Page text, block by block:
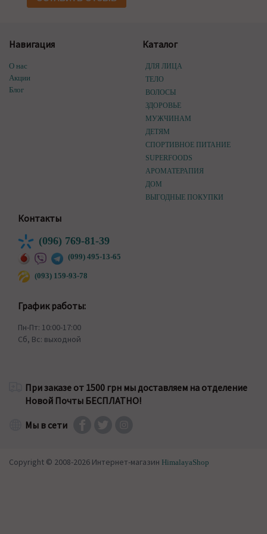
Навигация
О нас
Акции
Блог
Каталог
ДЛЯ ЛИЦА
ТЕЛО
ВОЛОСЫ
ЗДОРОВЬЕ
МУЖЧИНАМ
ДЕТЯМ
СПОРТИВНОЕ ПИТАНИЕ
SUPERFOODS
АРОМАТЕРАПИЯ
ДОМ
ВЫГОДНЫЕ ПОКУПКИ
Контакты
(096) 769-81-39
(099) 495-13-65
(093) 159-93-78
График работы:
Пн-Пт: 10:00-17:00
Сб, Вс: выходной
При заказе от 1500 грн мы доставляем на отделение
Новой Почты БЕСПЛАТНО!
Мы в сети
Copyright © 2008-2026 Интернет-магазин HimalayaShop